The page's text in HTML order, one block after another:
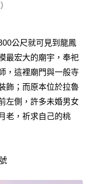
公尺就可見到龍鳳
最宏大的廟宇，奉祀
，這裡廟門與一般寺
飾；而原本位於拉魯
左側，許多未婚男女
老，祈求自己的桃